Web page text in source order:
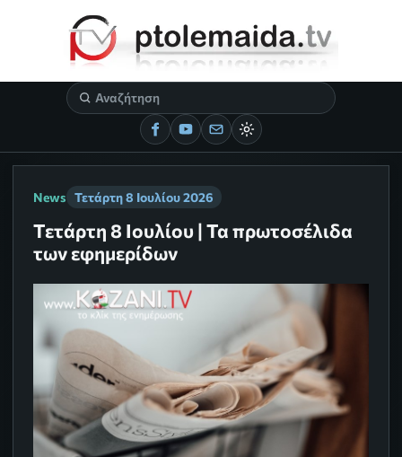
News Τετάρτη 8 Ιουλίου 2026
Τετάρτη 8 Ιουλίου | Τα πρωτοσέλιδα
των εφημερίδων